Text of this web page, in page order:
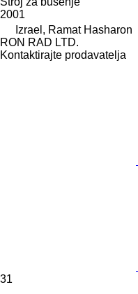
2001
Izrael, Ramat Hasharon
RON RAD LTD.
Kontaktirajte prodavatelja
31